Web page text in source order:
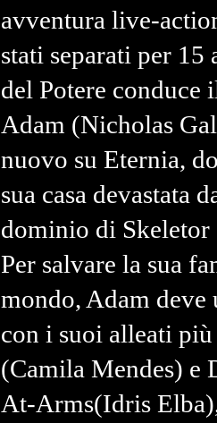
avventura live-
stati separati per 15
del Potere conduce
Adam (Nicholas
nuovo su Eternia,
sua casa devastata
dominio di Skeletor
Per salvare la sua
mondo, Adam deve
con i suoi alleati
(Camila Mendes) e
At-Arms(Idris